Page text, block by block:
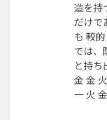
造を持
だけで
も 較
では、
と持
金 金
一 火